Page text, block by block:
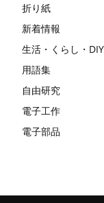
折り紙
新着情報
生活・くらし・DIY
用語集
自由研究
電子工作
電子部品